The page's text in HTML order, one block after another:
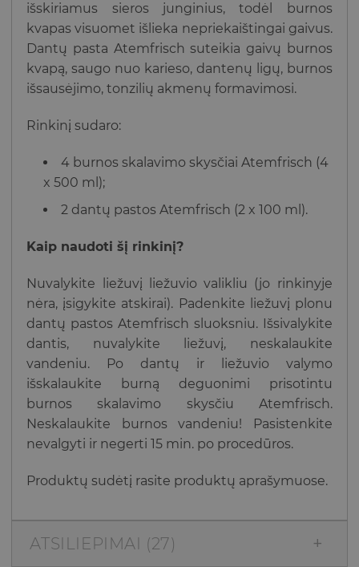
išskiriamus sieros junginius, todėl burnos
kvapas visuomet išlieka nepriekaištingai gaivus.
Dantų pasta Atemfrisch suteikia gaivų burnos
kvapą, saugo nuo karieso, dantenų ligų, burnos
išsausėjimo, tonzilių akmenų formavimosi.
Rinkinį sudaro:
4 burnos skalavimo skysčiai Atemfrisch (4
x 500 ml);
2 dantų pastos Atemfrisch (2 x 100 ml).
Kaip naudoti šį rinkinį?
Nuvalykite liežuvį liežuvio valikliu (jo rinkinyje
nėra, įsigykite atskirai). Padenkite liežuvį plonu
dantų pastos Atemfrisch sluoksniu. Išsivalykite
dantis, nuvalykite liežuvį, neskalaukite
vandeniu. Po dantų ir liežuvio valymo
išskalaukite burną deguonimi prisotintu
burnos skalavimo skysčiu Atemfrisch.
Neskalaukite burnos vandeniu! Pasistenkite
nevalgyti ir negerti 15 min. po procedūros.
Produktų sudėtį rasite produktų aprašymuose.
ATSILIEPIMAI (27)